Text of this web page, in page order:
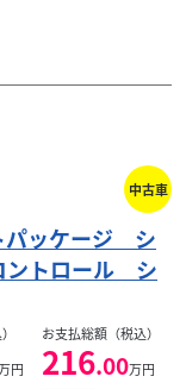
エンジンガー
ャンペーン実施
る歓びを凝縮し
Ｒ。そ...
中古車
ッケージ シ
ントロール シ
円
お支払総額（税込）
216.00万円